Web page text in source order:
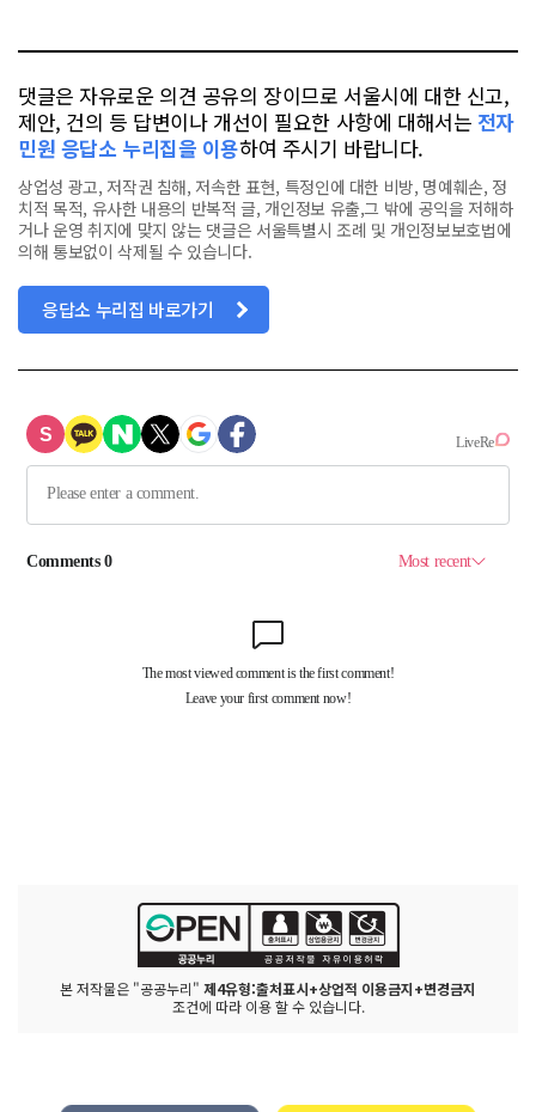
댓글은 자유로운 의견 공유의 장이므로 서울시에 대한 신고,
제안, 건의 등 답변이나 개선이 필요한 사항에 대해서는 전자
민원 응답소 누리집을 이용하여 주시기 바랍니다.
상업성 광고, 저작권 침해, 저속한 표현, 특정인에 대한 비방, 명예훼손, 정
치적 목적, 유사한 내용의 반복적 글, 개인정보 유출,그 밖에 공익을 저해하
거나 운영 취지에 맞지 않는 댓글은 서울특별시 조례 및 개인정보보호법에
의해 통보없이 삭제될 수 있습니다.
응답소 누리집 바로가기
본 저작물은 "공공누리" 제4유형:출처표시+상업적 이용금지+변경금지
조건에 따라 이용 할 수 있습니다.